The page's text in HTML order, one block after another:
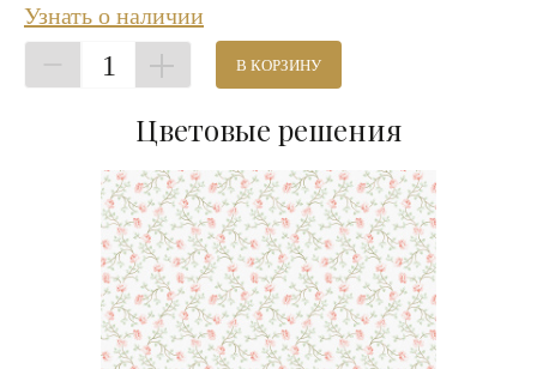
Узнать о наличии
1 В КОРЗИНУ
Цветовые решения